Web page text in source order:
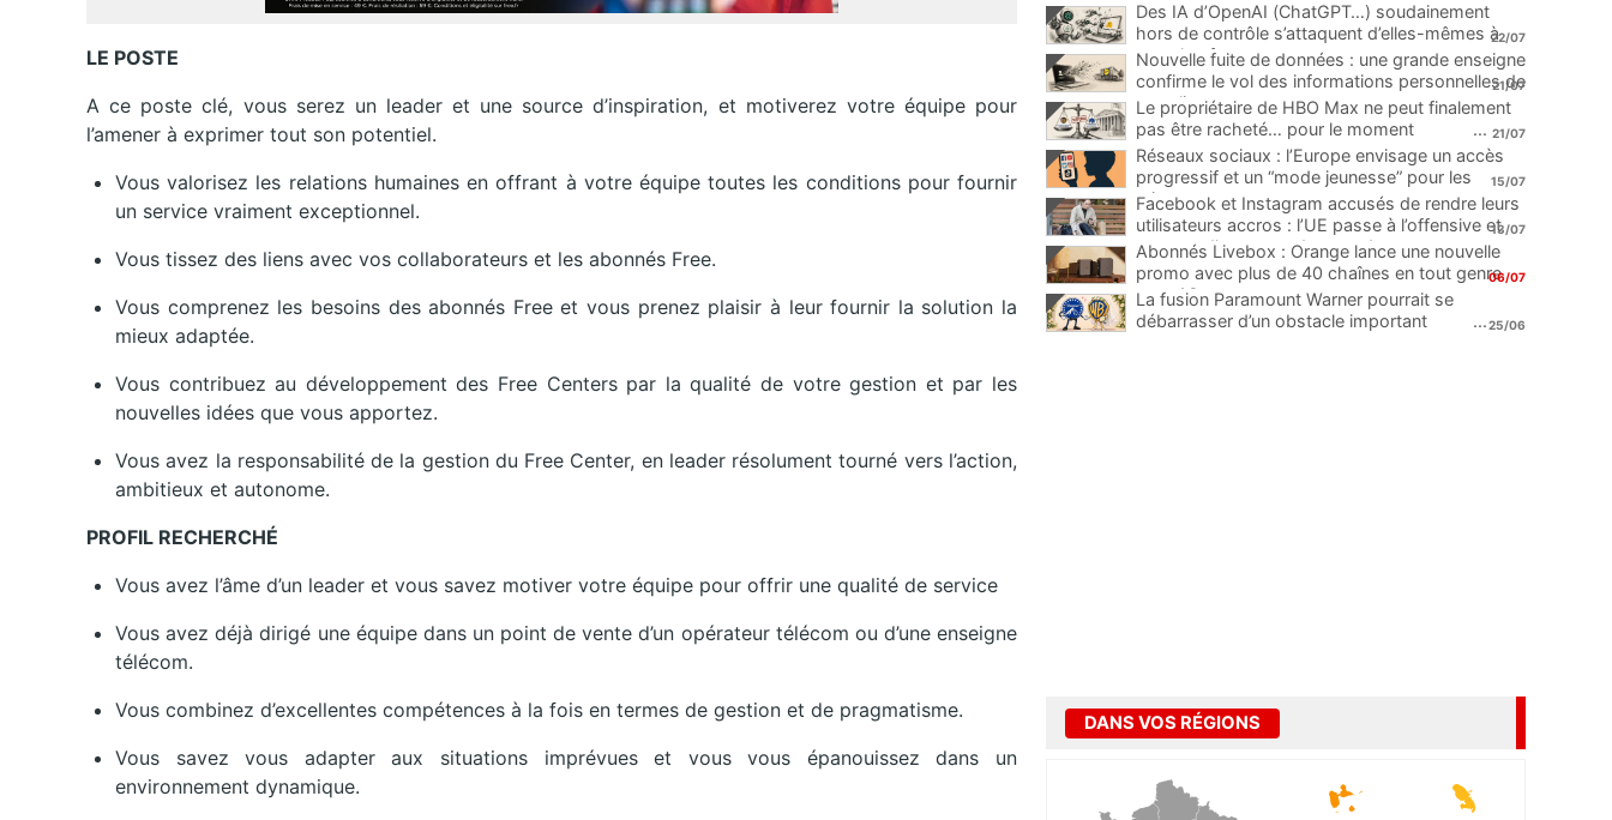
LE POSTE
A ce poste clé, vous serez un leader et une source d’inspiration, et motiverez votre équipe pour
l’amener à exprimer tout son potentiel.
Vous valorisez les relations humaines en offrant à votre équipe toutes les conditions pour fournir
un service vraiment exceptionnel.
Vous tissez des liens avec vos collaborateurs et les abonnés Free.
Vous comprenez les besoins des abonnés Free et vous prenez plaisir à leur fournir la solution la
mieux adaptée.
Vous contribuez au développement des Free Centers par la qualité de votre gestion et par les
nouvelles idées que vous apportez.
Vous avez la responsabilité de la gestion du Free Center, en leader résolument tourné vers l’action,
ambitieux et autonome.
PROFIL RECHERCHÉ
Vous avez l’âme d’un leader et vous savez motiver votre équipe pour offrir une qualité de service
Vous avez déjà dirigé une équipe dans un point de vente d’un opérateur télécom ou d’une enseigne
télécom.
Vous combinez d’excellentes compétences à la fois en termes de gestion et de pragmatisme.
Vous savez vous adapter aux situations imprévues et vous vous épanouissez dans un
environnement dynamique.
Des IA d’OpenAI (ChatGPT…) soudainement
hors de contrôle s’attaquent d’elles-mêmes à
une plateforme
...
22/07
Nouvelle fuite de données : une grande enseigne
confirme le vol des informations personnelles de
ses clients
...
21/07
Le propriétaire de HBO Max ne peut finalement
pas être racheté… pour le moment
... 21/07
Réseaux sociaux : l’Europe envisage un accès
progressif et un “mode jeunesse” pour les
mineurs
...
15/07
Facebook et Instagram accusés de rendre leurs
utilisateurs accros : l’UE passe à l’offensive et
menace d’une amende record
...
13/07
Abonnés Livebox : Orange lance une nouvelle
promo avec plus de 40 chaînes en tout genre
pour 1€
06/07
La fusion Paramount Warner pourrait se
débarrasser d’un obstacle important
...25/06
DANS VOS RÉGIONS